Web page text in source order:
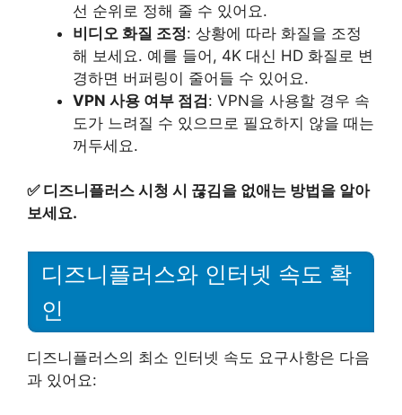
선 순위로 정해 줄 수 있어요.
비디오 화질 조정: 상황에 따라 화질을 조정
해 보세요. 예를 들어, 4K 대신 HD 화질로 변
경하면 버퍼링이 줄어들 수 있어요.
VPN 사용 여부 점검: VPN을 사용할 경우 속
도가 느려질 수 있으므로 필요하지 않을 때는
꺼두세요.
✅ 디즈니플러스 시청 시 끊김을 없애는 방법을 알아
보세요.
디즈니플러스와 인터넷 속도 확
인
디즈니플러스의 최소 인터넷 속도 요구사항은 다음
과 있어요: